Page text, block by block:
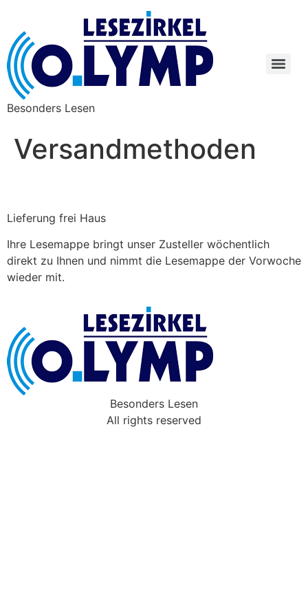
Besonders Lesen
Versandmethoden
Lieferung frei Haus
Ihre Lesemappe bringt unser Zusteller wöchentlich
direkt zu Ihnen und nimmt die Lesemappe der Vorwoche
wieder mit.
Besonders Lesen
All rights reserved